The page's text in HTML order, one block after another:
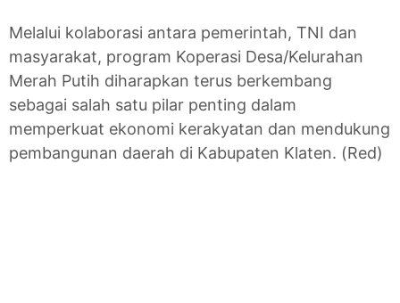
Melalui kolaborasi antara pemerintah, TNI dan
masyarakat, program Koperasi Desa/Kelurahan
Merah Putih diharapkan terus berkembang
sebagai salah satu pilar penting dalam
memperkuat ekonomi kerakyatan dan mendukung
pembangunan daerah di Kabupaten Klaten. (Red)